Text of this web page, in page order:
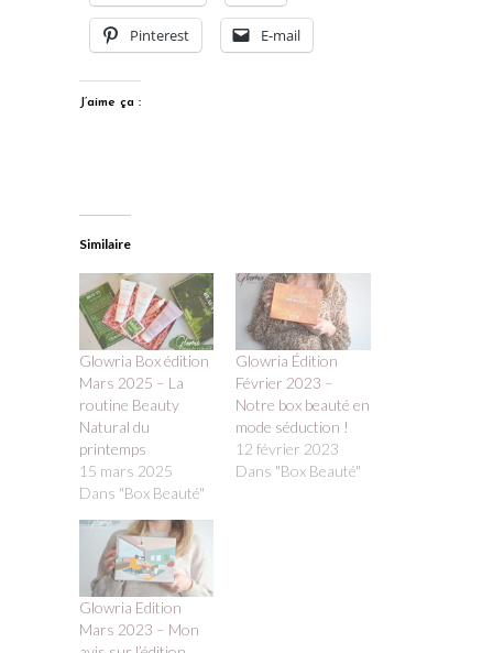
Pinterest E-mail
J’aime ça :
Similaire
Glowria Box édition
Mars 2025 – La
routine Beauty
Natural du
printemps
15 mars 2025
Dans "Box Beauté"
Glowria Édition
Février 2023 –
Notre box beauté en
mode séduction !
12 février 2023
Dans "Box Beauté"
Glowria Edition
Mars 2023 – Mon